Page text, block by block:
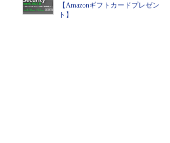
【Amazonギフトカードプレゼン
ト】